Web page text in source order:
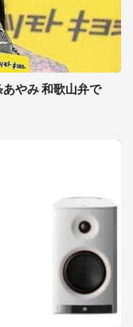
あやみ 和歌山弁で